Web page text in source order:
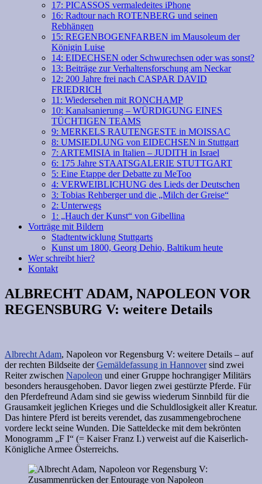
17: PICASSOS vermaledeites iPhone
16: Radtour nach ROTENBERG und seinen
Rebhängen
15: REGENBOGENFARBEN im Mausoleum der
Königin Luise
14: EIDECHSEN oder Schwurechsen oder was sonst?
13: Beiträge zur Verhaltensforschung am Neckar
12: 200 Jahre frei nach CASPAR DAVID
FRIEDRICH
11: Wiedersehen mit RONCHAMP
10: Kanalsanierung – WÜRDIGUNG EINES
TÜCHTIGEN TEAMS
9: MERKELS RAUTENGESTE in MOISSAC
8: UMSIEDLUNG von EIDECHSEN in Stuttgart
7: ARTEMISIA in Italien – JUDITH in Israel
6: 175 Jahre STAATSGALERIE STUTTGART
5: Eine Etappe der Debatte zu MeToo
4: VERWEIBLICHUNG des Lieds der Deutschen
3: Tobias Rehberger und die „Milch der Greise“
2: Unterwegs
1: „Hauch der Kunst“ von Gibellina
Vorträge mit Bildern
Stadtentwicklung Stuttgarts
Kunst um 1800, Georg Dehio, Baltikum heute
Wer schreibt hier?
Kontakt
ALBRECHT ADAM, NAPOLEON VOR
REGENSBURG V: weitere Details
Albrecht Adam, Napoleon vor Regensburg V: weitere Details – auf
der rechten Bildseite derGemäldefassung in Hannoversind zwei
Reiter zwischen Napoleon und einer Gruppe hochrangiger Militärs
besonders herausgehoben. Davor liegen zwei gestürzte Pferde. Für
den Pferdefreund Adam sind sie gewiss wiederum Sinnbild für die
Grausamkeit jeglichen Krieges und die Schuldlosigkeit aller Kreatur.
Das hintere Pferd ist bereits verendet, das zusammengebrochene
vordere leckt seine Wunden. Die Satteldecke mit dem bekrönten
Monogramm „F I“ (= Kaiser Franz I.) verweist auf die Kaiserlich-
Königliche Armee Österreichs.